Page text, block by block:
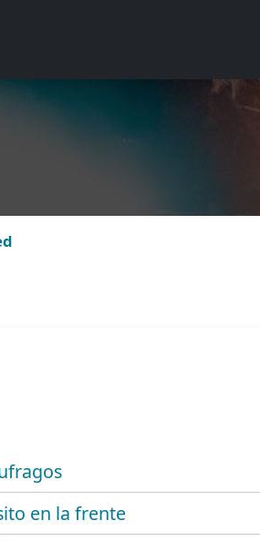
en la frente